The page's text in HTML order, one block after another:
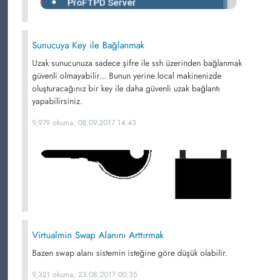
Sunucuya Key ile Bağlanmak
Uzak sunucunuza sadece şifre ile ssh üzerinden bağlanmak
güvenli olmayabilir... Bunun yerine local makinenizde
oluşturacağınız bir key ile daha güvenli uzak bağlantı
yapabilirsiniz.
9,979 okuma, 08.09.2017 14:43
Virtualmin Swap Alanını Arttırmak
Bazen swap alanı sistemin isteğine göre düşük olabilir.
9,321 okuma, 23.08.2017 00:35